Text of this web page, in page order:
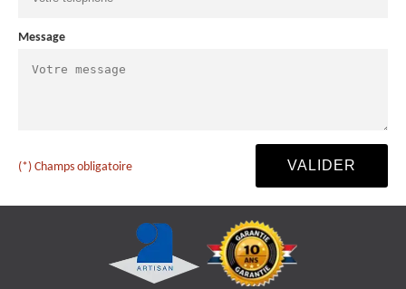
Message
(*) Champs obligatoire